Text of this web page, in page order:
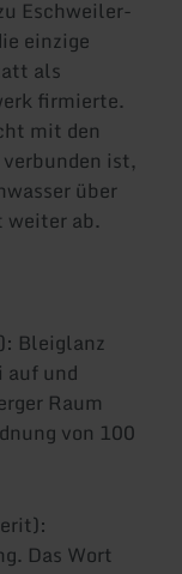
Eschweiler-
einzige
als
firmierte.
mit den
ist,
über
ab.
Bleiglanz
und
Raum
von 100
Das Wort